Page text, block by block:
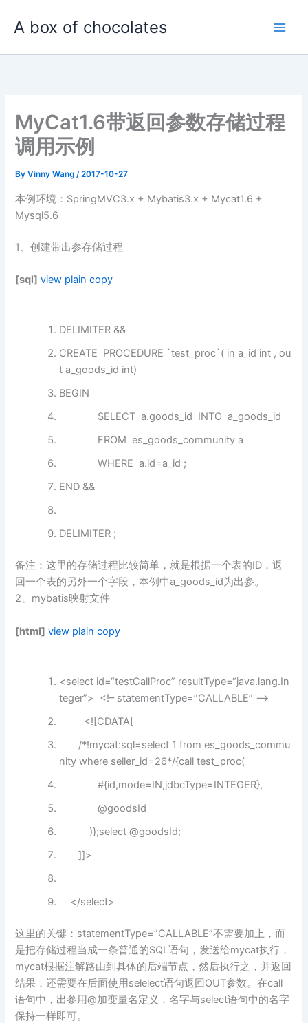
A box of chocolates
MyCat1.6带返回参数存储过程
调用示例
ByVinny Wang/2017-10-27
本例环境：SpringMVC3.x + Mybatis3.x + Mycat1.6 +
Mysql5.6
1、创建带出参存储过程
[sql] view plain copy
DELIMITER &&
CREATE PROCEDURE `test_proc`( in a_id int ,ou
t a_goods_id int)
BEGIN
SELECT a.goods_id INTO a_goods_id
FROM es_goods_community a
WHERE a.id=a_id ;
END &&
DELIMITER ;
备注：这里的存储过程比较简单，就是根据一个表的ID，返
回一个表的另外一个字段，本例中a_goods_id为出参。
2、mybatis映射文件
[html] view plain copy
<select id=“testCallProc” resultType=“java.lang.In
teger”>
<!– statementType=”CALLABLE” –>
<![CDATA[
/*!mycat:sql=select 1 from es_goods_commu
nity where seller_id=26*/{call test_proc(
#{id,mode=IN,jdbcType=INTEGER},
@goodsId
)};select @goodsId;
]]>
</select>
这里的关键：statementType=”CALLABLE”不需要加上，而
是把存储过程当成一条普通的SQL语句，发送给mycat执行，
mycat根据注解路由到具体的后端节点，然后执行之，并返回
结果，还需要在后面使用selelect语句返回OUT参数。在call
语句中，出参用@加变量名定义，名字与select语句中的名字
保持一样即可。